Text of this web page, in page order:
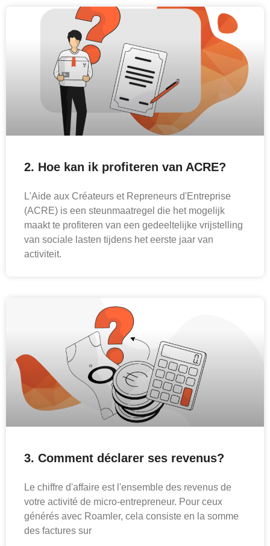
2. Hoe kan ik profiteren van ACRE?
L'Aide aux Créateurs et Repreneurs d'Entreprise
(ACRE) is een steunmaatregel die het mogelijk
maakt te profiteren van een gedeeltelijke vrijstelling
van sociale lasten tijdens het eerste jaar van
activiteit.
3. Comment déclarer ses revenus?
Le chiffre d'affaire est l'ensemble des revenus de
votre activité de micro-entrepreneur. Pour ceux
générés avec Roamler, cela consiste en la somme
des factures sur